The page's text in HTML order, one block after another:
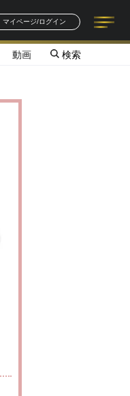
マイページ/ログイン
記事一覧
著者一覧
動画 検索